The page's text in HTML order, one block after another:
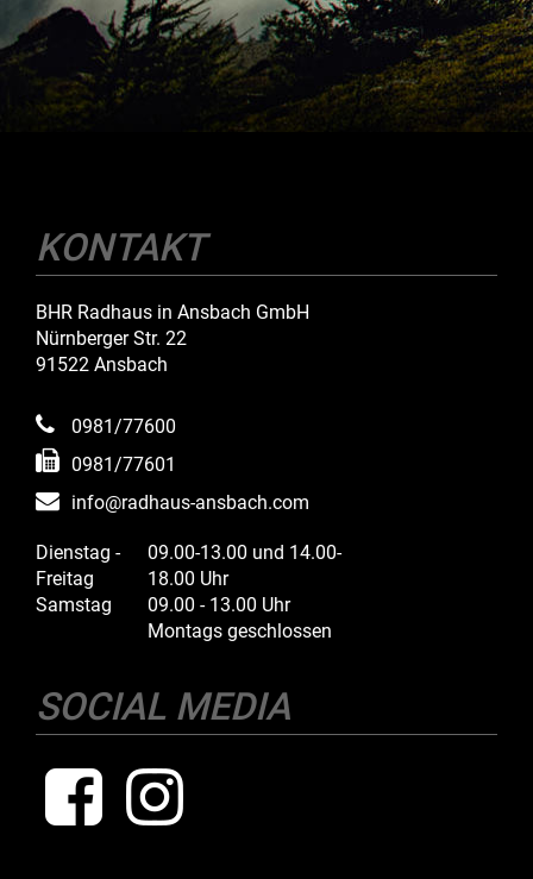
KONTAKT
BHR Radhaus in Ansbach GmbH
Nürnberger Str. 22
91522 Ansbach
0981/77600
0981/77601
info@radhaus-ansbach.com
Dienstag -
Freitag
09.00-13.00 und 14.00-
18.00 Uhr
Samstag
09.00 - 13.00 Uhr
Montags geschlossen
SOCIAL MEDIA